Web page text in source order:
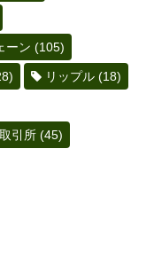
ーン (105)
リップル (18)
引所 (45)